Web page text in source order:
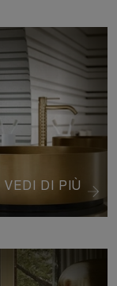
VEDI DI PIÙ